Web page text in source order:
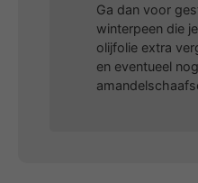
Ga dan voor
winterpeen die
olijfolie extra
en eventueel